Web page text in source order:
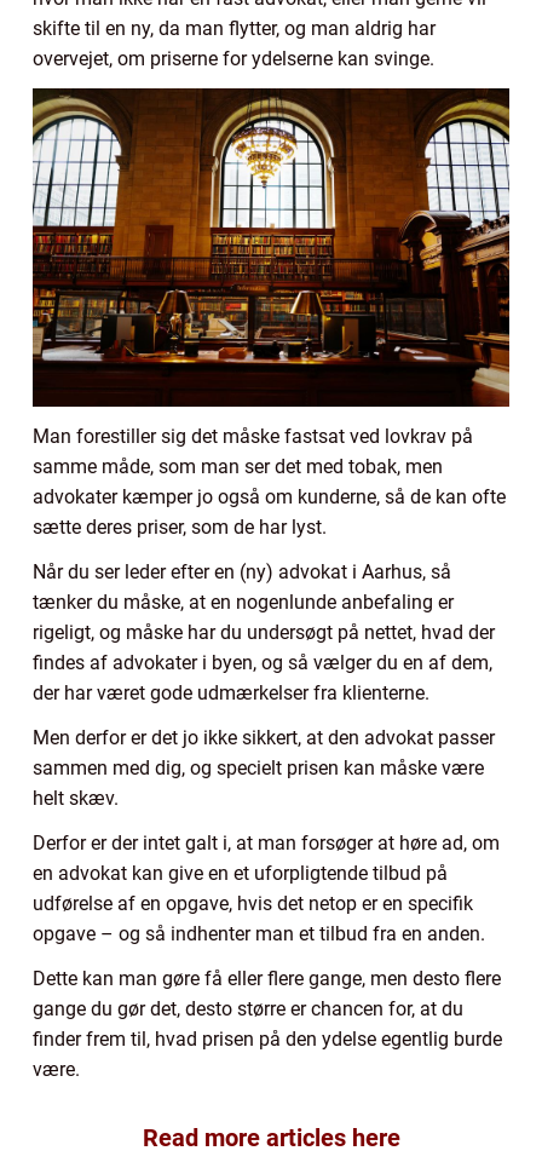
skifte til en ny, da man flytter, og man aldrig har
overvejet, om priserne for ydelserne kan svinge.
Man forestiller sig det måske fastsat ved lovkrav på
samme måde, som man ser det med tobak, men
advokater kæmper jo også om kunderne, så de kan ofte
sætte deres priser, som de har lyst.
Når du ser leder efter en (ny) advokat i Aarhus, så
tænker du måske, at en nogenlunde anbefaling er
rigeligt, og måske har du undersøgt på nettet, hvad der
findes af advokater i byen, og så vælger du en af dem,
der har været gode udmærkelser fra klienterne.
Men derfor er det jo ikke sikkert, at den advokat passer
sammen med dig, og specielt prisen kan måske være
helt skæv.
Derfor er der intet galt i, at man forsøger at høre ad, om
en advokat kan give en et uforpligtende tilbud på
udførelse af en opgave, hvis det netop er en specifik
opgave – og så indhenter man et tilbud fra en anden.
Dette kan man gøre få eller flere gange, men desto flere
gange du gør det, desto større er chancen for, at du
finder frem til, hvad prisen på den ydelse egentlig burde
være.
Read more articles here